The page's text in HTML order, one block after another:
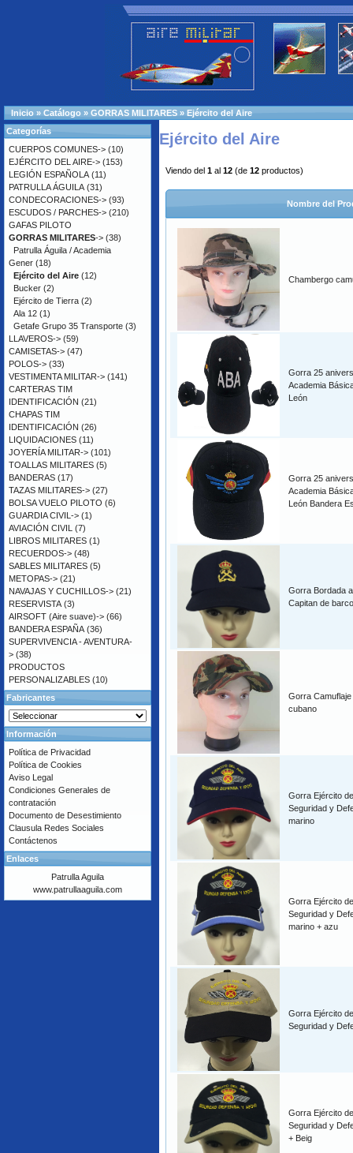
Inicio » Catálogo » GORRAS MILITARES » Ejército del Aire
Ejército del Aire
Viendo del 1 al 12 (de 12 productos)
Nombre del
Chambergo
Gorra 25
Academia
León
Gorra 25
Academia
León Bandera
Gorra Bordada
Capitan de barco
Gorra
cubano
Gorra Ejército
Seguridad y
marino
Gorra Ejército
Seguridad y
marino + azu
Gorra Ejército
Seguridad y
Gorra Ejército
Seguridad y
+ Beig
Categorías
CUERPOS COMUNES-> (10)
EJÉRCITO DEL AIRE-> (153)
LEGIÓN ESPAÑOLA (11)
PATRULLA ÁGUILA (31)
CONDECORACIONES-> (93)
ESCUDOS / PARCHES-> (210)
GAFAS PILOTO
GORRAS MILITARES-> (38)
Patrulla Águila / Academia
Gener (18)
Ejército del Aire (12)
Bucker (2)
Ejército de Tierra (2)
Ala 12 (1)
Getafe Grupo 35 Transporte (3)
LLAVEROS-> (59)
CAMISETAS-> (47)
POLOS-> (33)
VESTIMENTA MILITAR-> (141)
CARTERAS TIM
IDENTIFICACIÓN (21)
CHAPAS TIM
IDENTIFICACIÓN (26)
LIQUIDACIONES (11)
JOYERÍA MILITAR-> (101)
TOALLAS MILITARES (5)
BANDERAS (17)
TAZAS MILITARES-> (27)
BOLSA VUELO PILOTO (6)
GUARDIA CIVIL-> (1)
AVIACIÓN CIVIL (7)
LIBROS MILITARES (1)
RECUERDOS-> (48)
SABLES MILITARES (5)
METOPAS-> (21)
NAVAJAS Y CUCHILLOS-> (21)
RESERVISTA (3)
AIRSOFT (Aire suave)-> (66)
BANDERA ESPAÑA (36)
SUPERVIVENCIA - AVENTURA-
> (38)
PRODUCTOS
PERSONALIZABLES (10)
Fabricantes
Información
Política de Privacidad
Política de Cookies
Aviso Legal
Condiciones Generales de
contratación
Documento de Desestimiento
Clausula Redes Sociales
Contáctenos
Enlaces
Patrulla Aguila
www.patrullaaguila.com